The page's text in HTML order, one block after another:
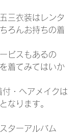
三衣装はレンタ
ろんお持ちの着
ビスもあるの
着てみてはいか
・ヘアメイクは
なります。
ターアルバム